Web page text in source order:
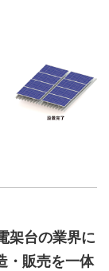
架台の業界に
・販売を一体